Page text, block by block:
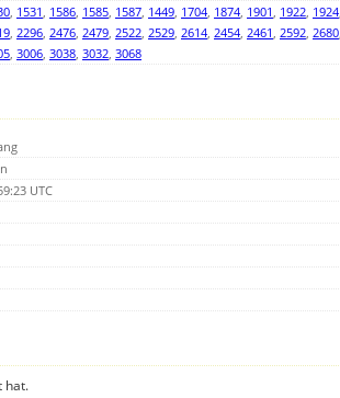
, 1531, 1586, 1585, 1587, 1449, 1704, 1874, 1901, 1922, 1924
, 2296, 2476, 2479, 2522, 2529, 2614, 2454, 2461, 2592, 2680
, 3006, 3038, 3032, 3068
UTC
hat.